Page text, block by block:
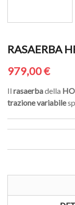
RASAERBA
979,00 €
Il rasaerbadella
trazionevariabile